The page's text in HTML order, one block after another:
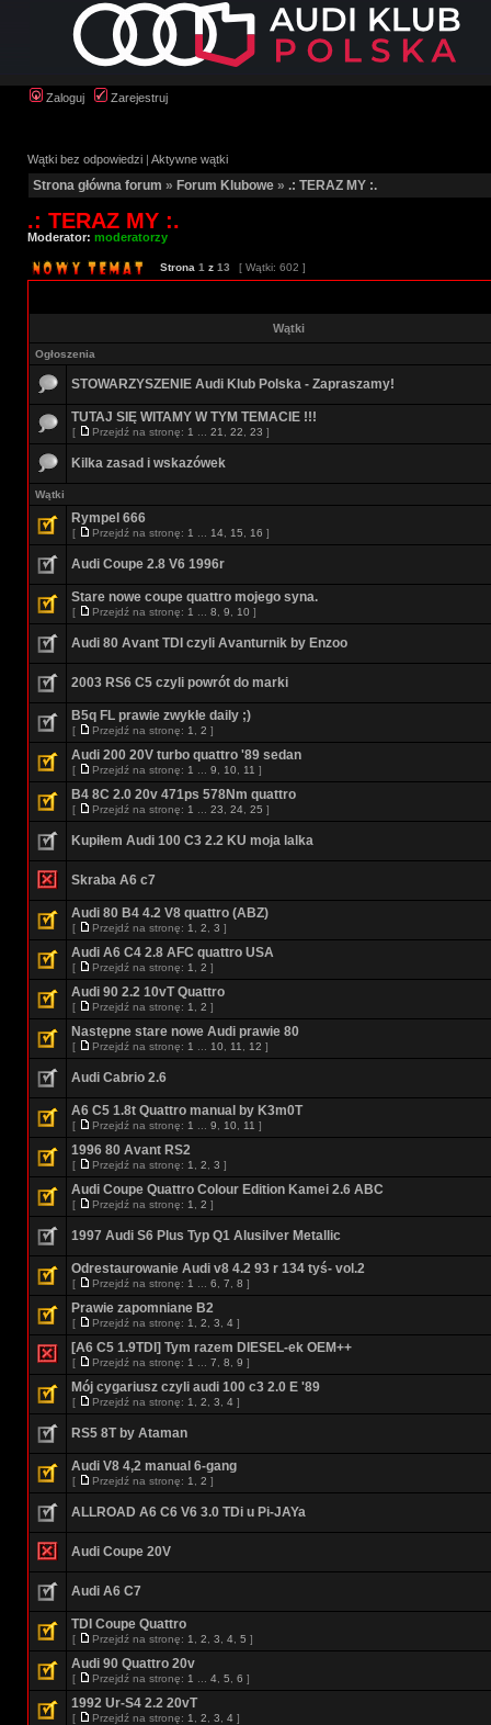
Zaloguj Zarejestruj
Wątki bez odpowiedzi | Aktywne wątki
Strona główna forum » Forum Klubowe » .: TERAZ MY :.
.: TERAZ MY :.
Moderator: moderatorzy
Strona 1 z 13 [ Wątki: 602 ]
Wątki
Ogłoszenia
STOWARZYSZENIE Audi Klub Polska - Zapraszamy!
TUTAJ SIĘ WITAMY W TYM TEMACIE !!!
[ Przejdź na stronę: 1 21 22 23 ]
Kilka zasad i wskazówek
Wątki
Rympel 666
[ Przejdź na stronę: 1 14 15 16 ]
Audi Coupe 2.8 V6 1996r
Stare nowe coupe quattro mojego syna.
[ Przejdź na stronę: 1 8 9 10 ]
Audi 80 Avant TDI czyli Avanturnik by Enzoo
2003 RS6 C5 czyli powrót do marki
B5q FL prawie zwykłe daily ;)
[ Przejdź na stronę: 1 2 ]
Audi 200 20V turbo quattro '89 sedan
[ Przejdź na stronę: 1 9 10 11 ]
B4 8C 2.0 20v 471ps 578Nm quattro
[ Przejdź na stronę: 1 23 24 25 ]
Kupiłem Audi 100 C3 2.2 KU moja lalka
Skraba A6 c7
Audi 80 B4 4.2 V8 quattro (ABZ)
[ Przejdź na stronę: 1 2 3 ]
Audi A6 C4 2.8 AFC quattro USA
[ Przejdź na stronę: 1 2 ]
Audi 90 2.2 10vT Quattro
[ Przejdź na stronę: 1 2 ]
Następne stare nowe Audi prawie 80
[ Przejdź na stronę: 1 10 11 12 ]
Audi Cabrio 2.6
A6 C5 1.8t Quattro manual by K3m0T
[ Przejdź na stronę: 1 9 10 11 ]
1996 80 Avant RS2
[ Przejdź na stronę: 1 2 3 ]
Audi Coupe Quattro Colour Edition Kamei 2.6 ABC
[ Przejdź na stronę: 1 2 ]
1997 Audi S6 Plus Typ Q1 Alusilver Metallic
Odrestaurowanie Audi v8 4.2 93 r 134 tyś- vol.2
[ Przejdź na stronę: 1 6 7 8 ]
Prawie zapomniane B2
[ Przejdź na stronę: 1 2 3 4 ]
[A6 C5 1.9TDI] Tym razem DIESEL-ek OEM++
[ Przejdź na stronę: 1 7 8 9 ]
Mój cygariusz czyli audi 100 c3 2.0 E '89
[ Przejdź na stronę: 1 2 3 4 ]
RS5 8T by Ataman
Audi V8 4,2 manual 6-gang
[ Przejdź na stronę: 1 2 ]
ALLROAD A6 C6 V6 3.0 TDi u Pi-JAYa
Audi Coupe 20V
Audi A6 C7
TDI Coupe Quattro
[ Przejdź na stronę: 1 2 3 4 5 ]
Audi 90 Quattro 20v
[ Przejdź na stronę: 1 4 5 6 ]
1992 Ur-S4 2.2 20vT
[ Przejdź na stronę: 1 2 3 4 ]